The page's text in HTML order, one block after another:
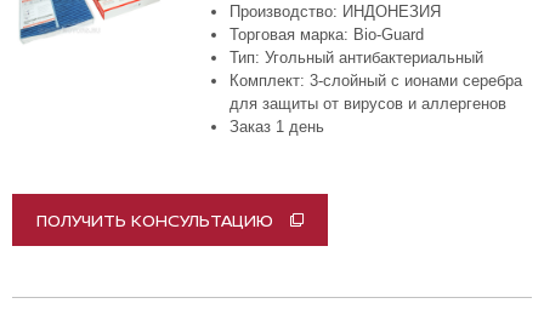
Производство: ИНДОНЕЗИЯ
Торговая марка: Bio-Guard
Тип: Угольный антибактериальный
Комплект: 3-слойный с ионами серебра
для защиты от вирусов и аллергенов
Заказ 1 день
ПОЛУЧИТЬ КОНСУЛЬТАЦИЮ